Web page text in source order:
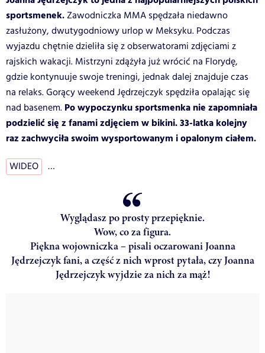
sportsmenek.Zawodniczka MMA spędzała niedawno
zasłużony, dwutygodniowy urlop w Meksyku. Podczas
wyjazdu chętnie dzieliła się z obserwatorami zdjęciami z
rajskich wakacji. Mistrzyni zdążyła już wrócić na Florydę,
gdzie kontynuuje swoje treningi, jednak dalej znajduje czas
na relaks. Gorący weekend Jędrzejczyk spędziła opalając się
nad basenem. Po wypoczynku sportsmenka nie zapomniała
podzielić się z fanami zdjęciem w bikini. 33-latka kolejny
raz zachwyciła swoim wysportowanym i opalonym ciałem.
WIDEO …
Wyglądasz po prosty przepięknie.
Wow, co za figura.
Piękna wojowniczka – pisali oczarowani Joanna
Jędrzejczyk fani, a część z nich wprost pytała, czy Joanna
Jędrzejczyk wyjdzie za nich za mąż!